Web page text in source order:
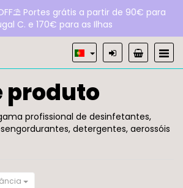
Portes grátis a partir de 90€ para
C. e 170€ para as Ilhas
produto
profissional de desinfetantes,
detergentes, aerossóis